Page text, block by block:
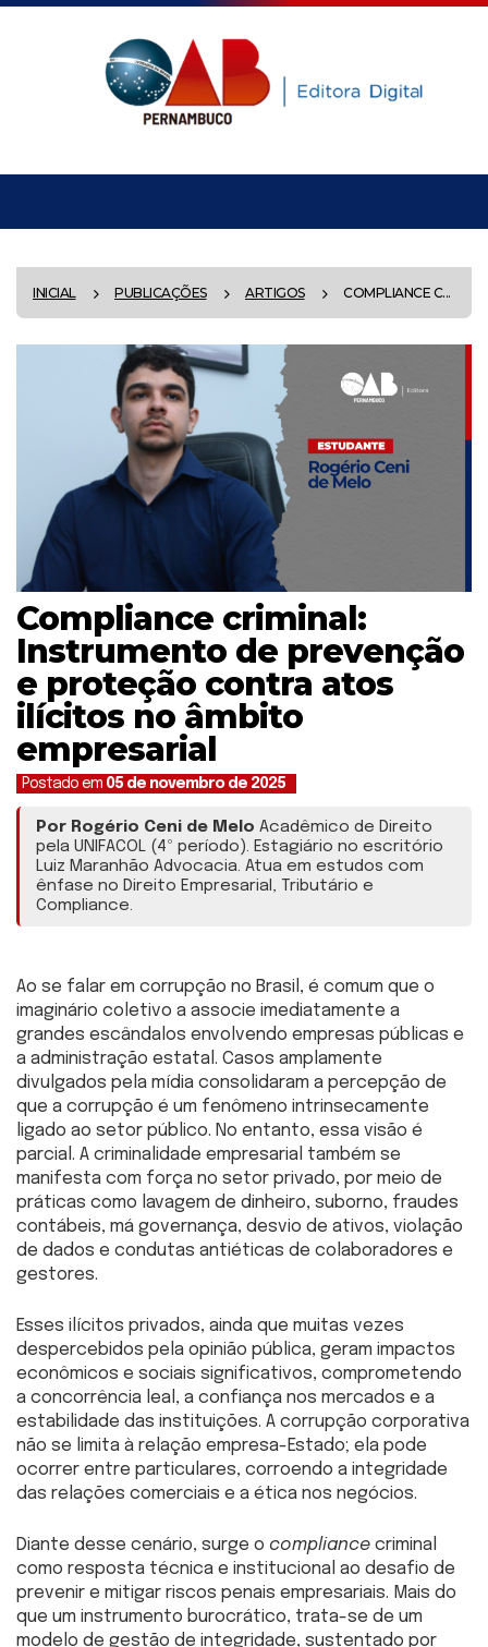
INICIAL PUBLICAÇÕES ARTIGOS COMPLIANCE C...
Compliance criminal:
Instrumento de prevenção
e proteção contra atos
ilícitos no âmbito
empresarial
Postado em 05 de novembro de 2025
Por Rogério Ceni de Melo Acadêmico de Direito
pela UNIFACOL (4º período). Estagiário no escritório
Luiz Maranhão Advocacia. Atua em estudos com
ênfase no Direito Empresarial, Tributário e
Compliance.
Ao se falar em corrupção no Brasil, é comum que o
imaginário coletivo a associe imediatamente a
grandes escândalos envolvendo empresas públicas e
a administração estatal. Casos amplamente
divulgados pela mídia consolidaram a percepção de
que a corrupção é um fenômeno intrinsecamente
ligado ao setor público. No entanto, essa visão é
parcial. A criminalidade empresarial também se
manifesta com força no setor privado, por meio de
práticas como lavagem de dinheiro, suborno, fraudes
contábeis, má governança, desvio de ativos, violação
de dados e condutas antiéticas de colaboradores e
gestores.
Esses ilícitos privados, ainda que muitas vezes
despercebidos pela opinião pública, geram impactos
econômicos e sociais significativos, comprometendo
a concorrência leal, a confiança nos mercados e a
estabilidade das instituições. A corrupção corporativa
não se limita à relação empresa-Estado; ela pode
ocorrer entre particulares, corroendo a integridade
das relações comerciais e a ética nos negócios.
Diante desse cenário, surge o compliance criminal
como resposta técnica e institucional ao desafio de
prevenir e mitigar riscos penais empresariais. Mais do
que um instrumento burocrático, trata-se de um
modelo de gestão de integridade, sustentado por